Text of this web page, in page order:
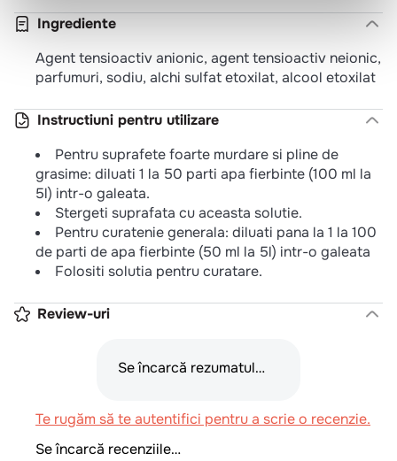
Ingrediente
Agent tensioactiv anionic, agent tensioactiv neionic,
parfumuri, sodiu, alchi sulfat etoxilat, alcool etoxilat
Instructiuni pentru utilizare
Pentru suprafete foarte murdare si pline de
grasime: diluati 1 la 50 parti apa fierbinte (100 ml la
5l) intr-o galeata.
Stergeti suprafata cu aceasta solutie.
Pentru curatenie generala: diluati pana la 1 la 100
de parti de apa fierbinte (50 ml la 5l) intr-o galeata
Folositi solutia pentru curatare.
Review-uri
Se încarcă rezumatul…
Te rugăm să te autentifici pentru a scrie o recenzie.
Se încarcă recenziile…